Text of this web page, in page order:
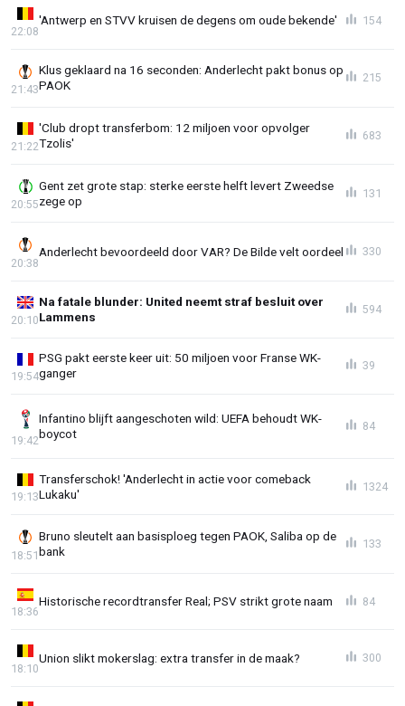
'Antwerp en STVV kruisen de degens om oude bekende'
22:08
154
Klus geklaard na 16 seconden: Anderlecht pakt bonus op
PAOK
21:43
215
'Club dropt transferbom: 12 miljoen voor opvolger
Tzolis'
21:22
683
Gent zet grote stap: sterke eerste helft levert Zweedse
zege op
20:55
131
Anderlecht bevoordeeld door VAR? De Bilde velt oordeel
20:38
330
Na fatale blunder: United neemt straf besluit over
Lammens
20:10
594
PSG pakt eerste keer uit: 50 miljoen voor Franse WK-
ganger
19:54
39
Infantino blijft aangeschoten wild: UEFA behoudt WK-
boycot
19:42
84
Transferschok! 'Anderlecht in actie voor comeback
Lukaku'
19:13
1324
Bruno sleutelt aan basisploeg tegen PAOK, Saliba op de
bank
18:51
133
Historische recordtransfer Real; PSV strikt grote naam
18:36
84
Union slikt mokerslag: extra transfer in de maak?
18:10
300